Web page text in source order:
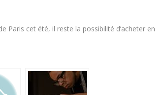
Paris cet été, il reste la possibilité d’acheter en